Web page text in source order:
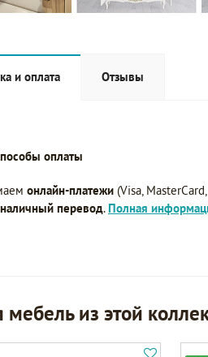
и оплата Отзывы
оплаты
онлайн-платежи (Visa, MasterCard,
перевод. Полная
мебель из этой